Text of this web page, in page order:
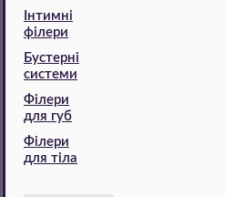
Інтимні
філери
Бустерні
системи
Філери
для губ
Філери
для тіла